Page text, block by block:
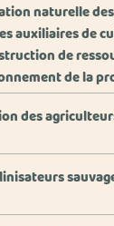
naturelle
auxiliaires de
de
de la
des